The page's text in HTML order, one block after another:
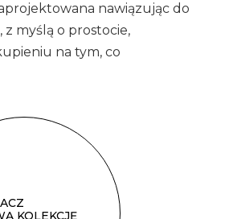
nawiązując do
z myślą o prostocie,
na tym, co